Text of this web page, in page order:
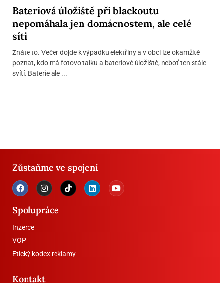
Bateriová úložiště při blackoutu
nepomáhala jen domácnostem, ale celé
síti
Znáte to. Večer dojde k výpadku elektřiny a v obci lze okamžitě
poznat, kdo má fotovoltaiku a bateriové úložiště, neboť ten stále
svítí. Baterie ale ...
Zůstaňme ve spojení
Spolupráce
Inzerce
VOP
Etický kodex reklamy
Kontakt